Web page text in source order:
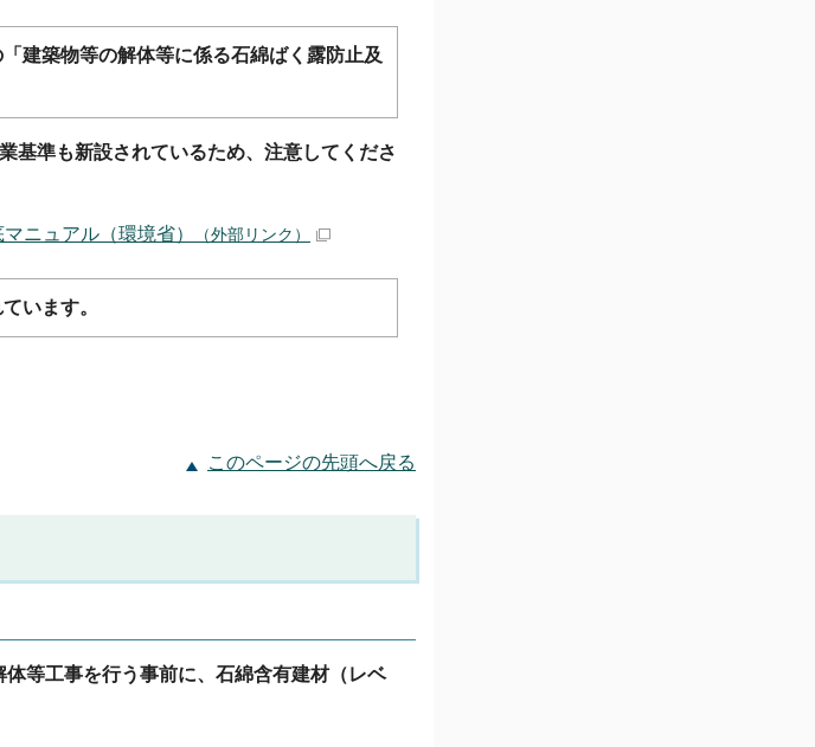
建築物等の解体等に係る石綿ばく露防止及
基準も新設されているため、注意してくださ
ニュアル（環境省） （外部リンク）
います。
このページの先頭へ戻る
等工事を行う事前に、石綿含有建材（レベ